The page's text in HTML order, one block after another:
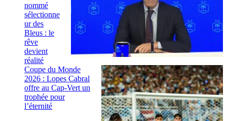
nommé
sélectionne
ur des
Bleus : le
rêve
devient
réalité
Coupe du Monde
2026 : Lopes Cabral
offre au Cap-Vert un
trophée pour
l’éternité